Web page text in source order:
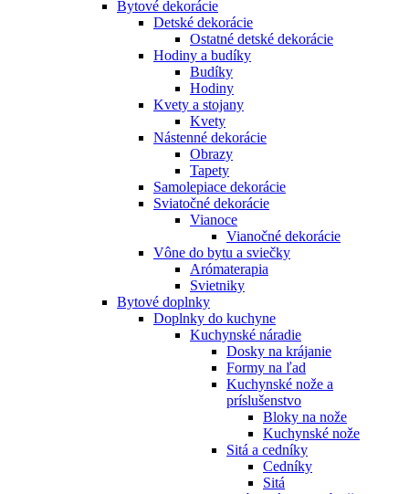
Bytové dekorácie
Detské dekorácie
Ostatné detské dekorácie
Hodiny a budíky
Budíky
Hodiny
Kvety a stojany
Kvety
Nástenné dekorácie
Obrazy
Tapety
Samolepiace dekorácie
Sviatočné dekorácie
Vianoce
Vianočné dekorácie
Vône do bytu a sviečky
Arómaterapia
Svietniky
Bytové doplnky
Doplnky do kuchyne
Kuchynské náradie
Dosky na krájanie
Formy na ľad
Kuchynské nože a
príslušenstvo
Bloky na nože
Kuchynské nože
Sitá a cedníky
Cedníky
Sitá